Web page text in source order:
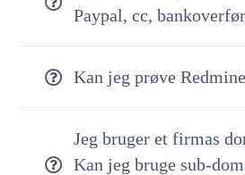
Paypal, cc,
Kan jeg prøve
Jeg bruger et firmas
Kan jeg bruge sub-